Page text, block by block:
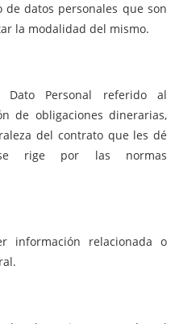
de datos personales que son
la modalidad del mismo.
Dato Personal referido al
de obligaciones dinerarias,
del contrato que les dé
rige por las normas
información relacionada o